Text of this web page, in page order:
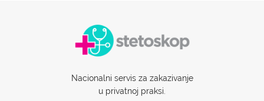
Nacionalni servis za zakazivanje
u privatnoj praksi.